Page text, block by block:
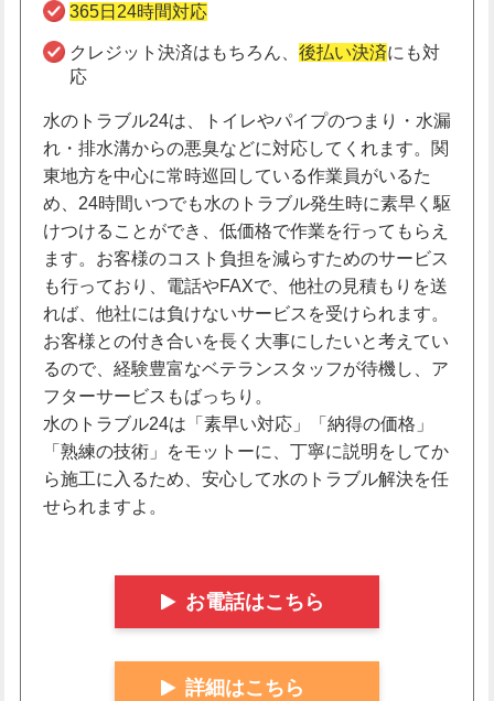
365日24時間対応
クレジット決済はもちろん、 後払い決済にも対
応
水のトラブル24は、トイレやパイプのつまり・水漏
れ・排水溝からの悪臭などに対応してくれます。関
東地方を中心に常時巡回している作業員がいるた
め、24時間いつでも水のトラブル発生時に素早く駆
けつけることができ、低価格で作業を行ってもらえ
ます。お客様のコスト負担を減らすためのサービス
も行っており、電話やFAXで、他社の見積もりを送
れば、他社には負けないサービスを受けられます。
お客様との付き合いを長く大事にしたいと考えてい
るので、経験豊富なベテランスタッフが待機し、ア
フターサービスもばっちり。
水のトラブル24は「素早い対応」「納得の価格」
「熟練の技術」をモットーに、丁寧に説明をしてか
ら施工に入るため、安心して水のトラブル解決を任
せられますよ。
お電話はこちら
詳細はこちら